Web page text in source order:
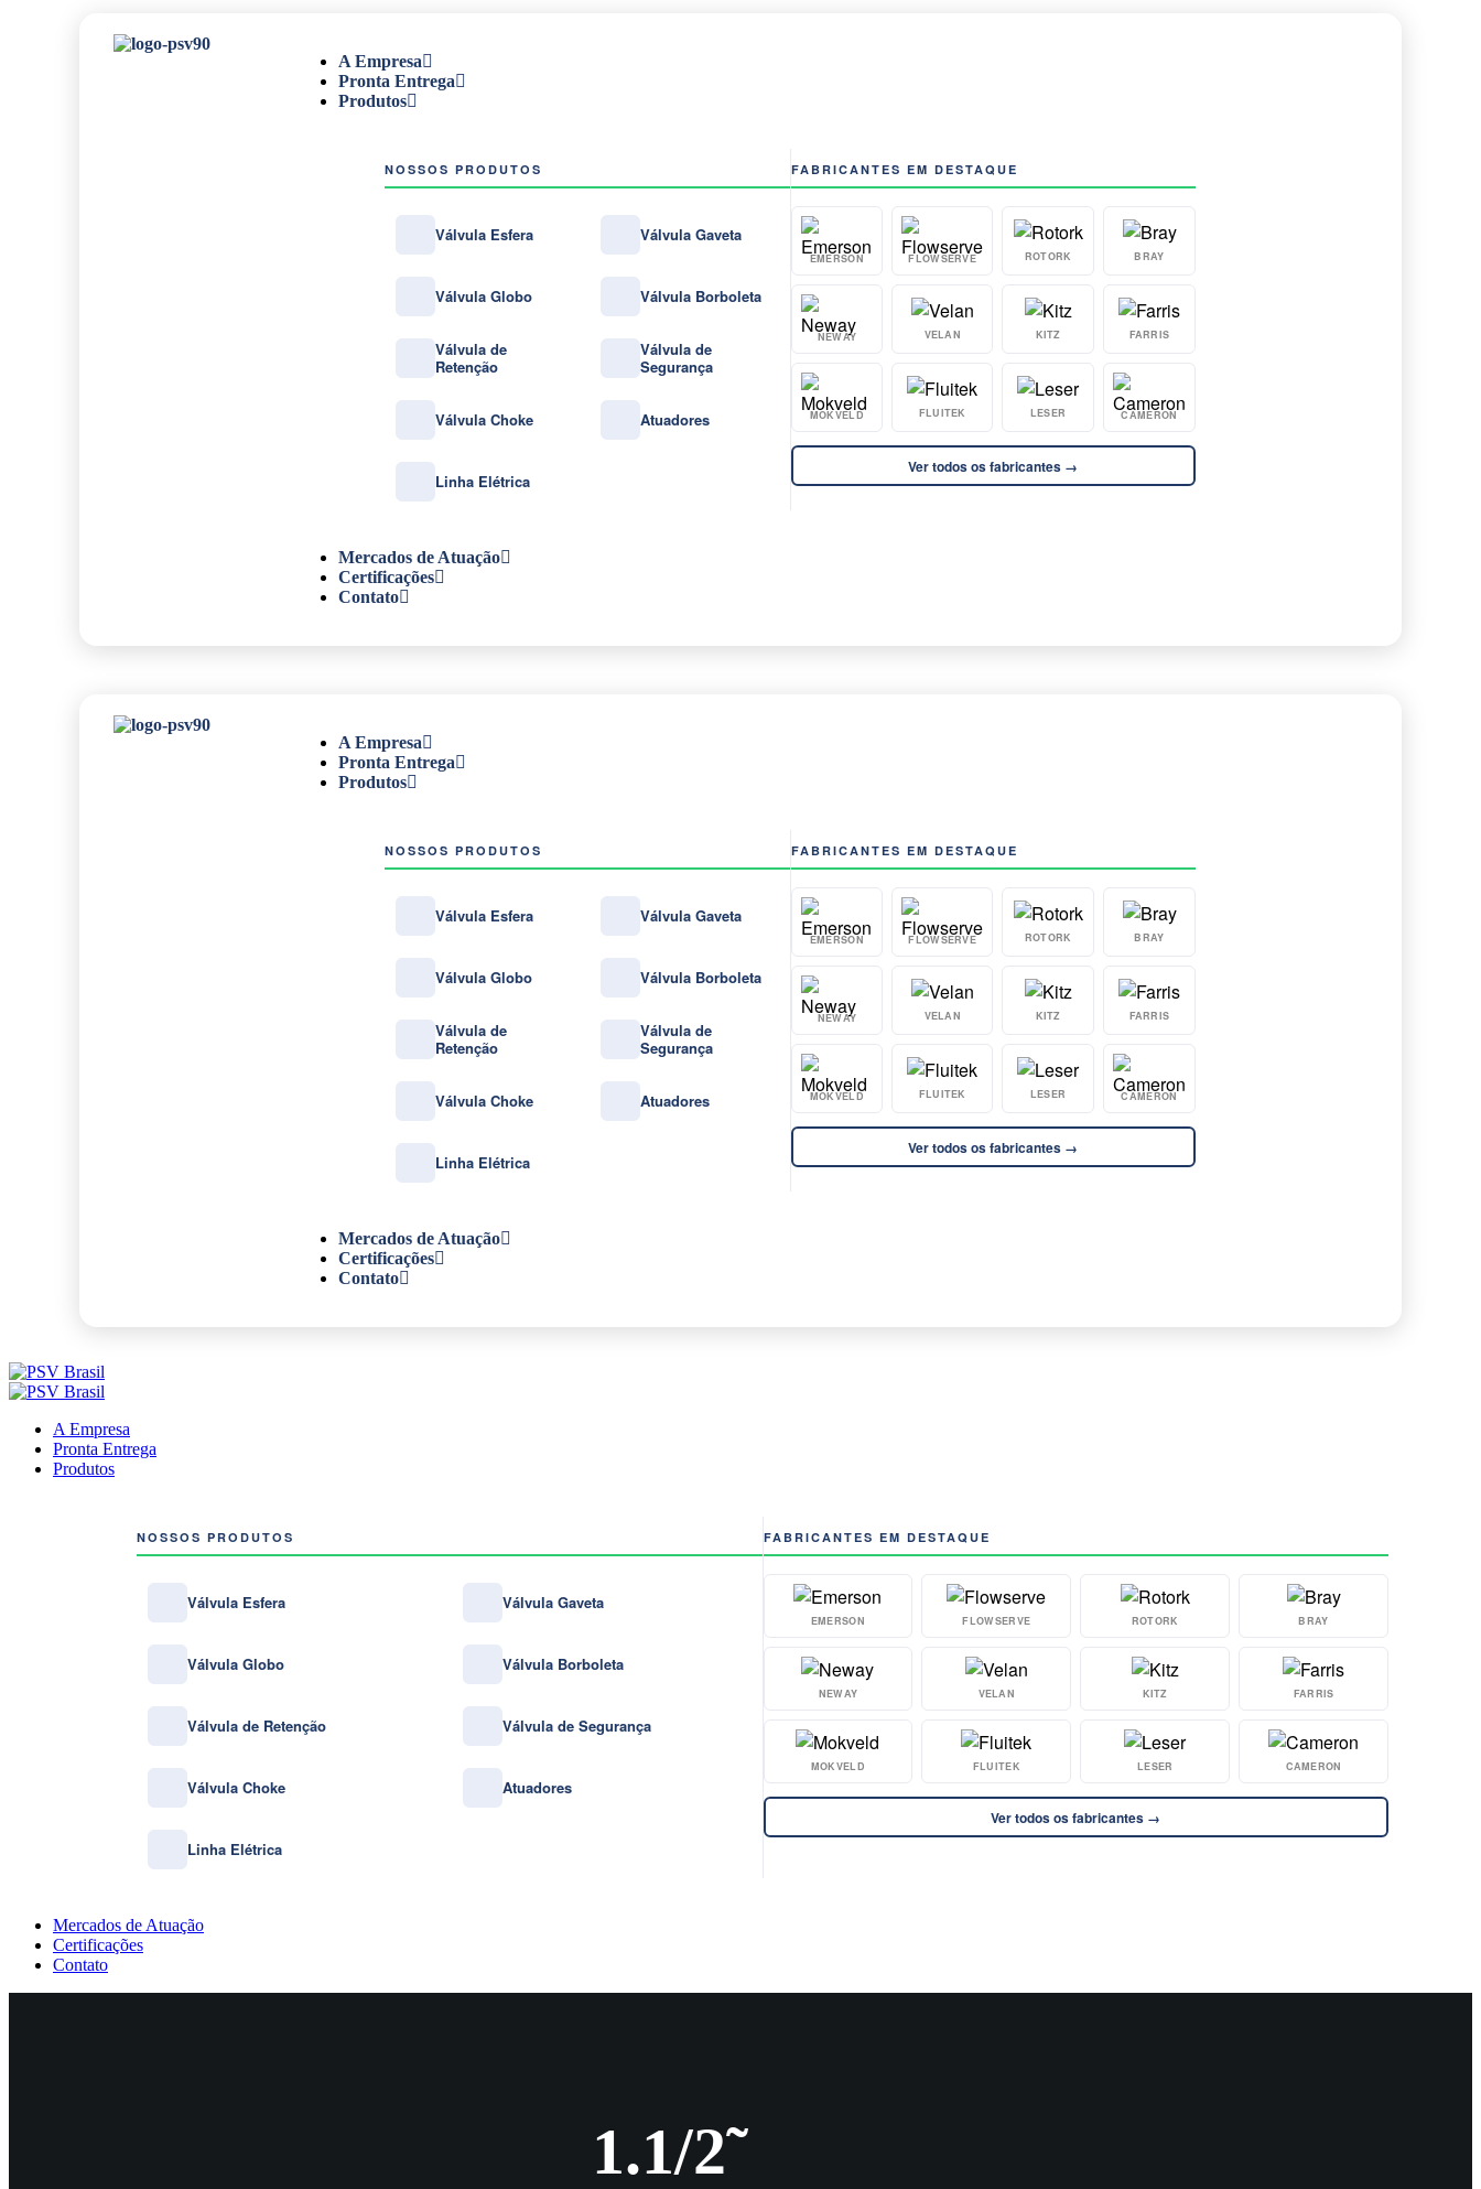
A Empresa
Pronta Entrega
Produtos
NOSSOS PRODUTOS
Válvula Esfera Válvula Gaveta
Válvula Globo Válvula Borboleta
Válvula de
Retenção
Válvula de
Segurança
Válvula Choke Atuadores
Linha Elétrica
FABRICANTES EM DESTAQUE
EMERSON FLOWSERVE ROTORK BRAY
NEWAY VELAN KITZ FARRIS
MOKVELD FLUITEK LESER CAMERON
Ver todos os fabricantes →
Mercados de Atuação
Certificações
Contato
A Empresa
Pronta Entrega
Produtos
NOSSOS PRODUTOS
Válvula Esfera Válvula Gaveta
Válvula Globo Válvula Borboleta
Válvula de
Retenção
Válvula de
Segurança
Válvula Choke Atuadores
Linha Elétrica
FABRICANTES EM DESTAQUE
EMERSON FLOWSERVE ROTORK BRAY
NEWAY VELAN KITZ FARRIS
MOKVELD FLUITEK LESER CAMERON
Ver todos os fabricantes →
Mercados de Atuação
Certificações
Contato
A Empresa
Pronta Entrega
Produtos
NOSSOS PRODUTOS
Válvula Esfera Válvula Gaveta
Válvula Globo Válvula Borboleta
Válvula de Retenção Válvula de Segurança
Válvula Choke Atuadores
Linha Elétrica
FABRICANTES EM DESTAQUE
EMERSON FLOWSERVE ROTORK BRAY
NEWAY VELAN KITZ FARRIS
MOKVELD FLUITEK LESER CAMERON
Ver todos os fabricantes →
Mercados de Atuação
Certificações
Contato
1.1/2˜